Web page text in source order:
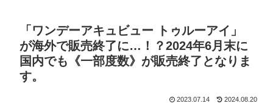
「ワンデーアキュビュー トゥルーアイ」
が海外で販売終了に…！？2024年6月末に
国内でも《一部度数》が販売終了となりま
す。
2023.07.14 2024.08.20